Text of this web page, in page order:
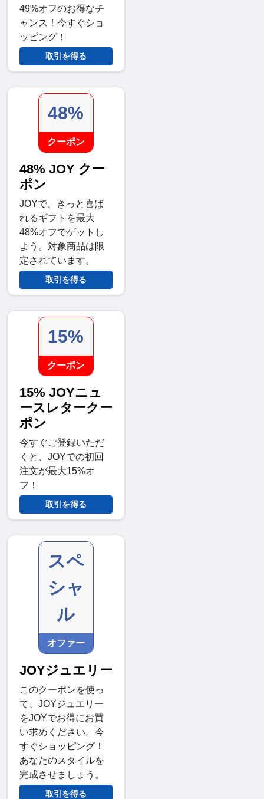
49%オフのお得なチ
ャンス！今すぐショ
ッピング！
取引を得る
48%
クーポン
48% JOY クー
ポン
JOYで、きっと喜ば
れるギフトを最大
48%オフでゲットし
よう。対象商品は限
定されています。
取引を得る
15%
クーポン
15% JOYニュ
ースレタークー
ポン
今すぐご登録いただ
くと、JOYでの初回
注文が最大15%オ
フ！
取引を得る
スペ
シャ
ル
オファー
JOYジュエリー
このクーポンを使っ
て、JOYジュエリー
をJOYでお得にお買
い求めください。今
すぐショッピング！
あなたのスタイルを
完成させましょう。
取引を得る